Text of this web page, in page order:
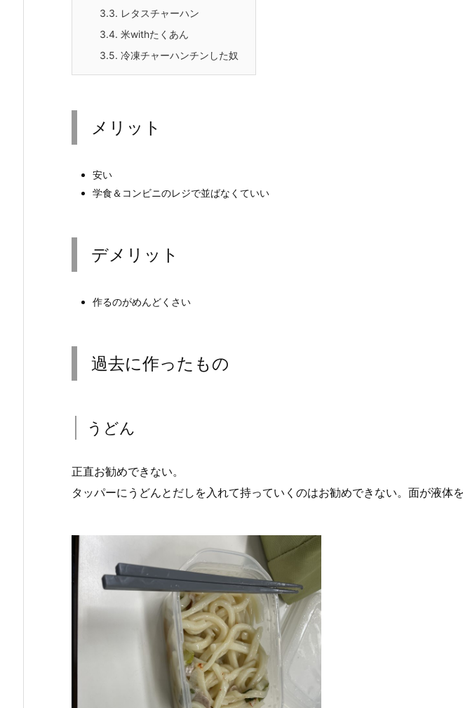
3.3. レタスチャーハン
3.4. 米withたくあん
3.5. 冷凍チャーハンチンした奴
メリット
安い
学食＆コンビニのレジで並ばなくていい
デメリット
作るのがめんどくさい
過去に作ったもの
うどん
正直お勧めできない。
タッパーにうどんとだしを入れて持っていくのはお勧めできない。面が液体